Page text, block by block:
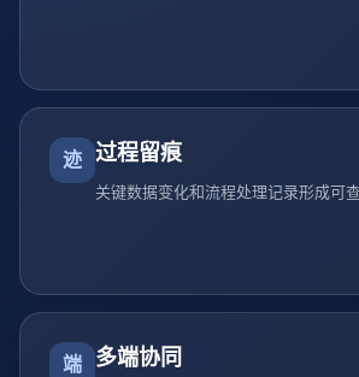
迹 过程留痕
关键数据变化和流程处理记录形成可
端 多端协同